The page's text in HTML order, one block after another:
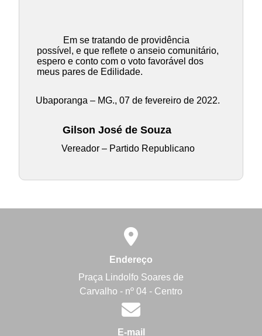
Em se tratando de providência
possível, e que reflete o anseio comunitário,
espero e conto com o voto favorável dos
meus pares de Edilidade.
Ubaporanga – MG., 07 de fevereiro de 2022.
Gilson José de Souza
Vereador – Partido Republicano
Endereço
Praça Lindolfo Soares de
Carvalho - nº 04 - Centro
E-mail